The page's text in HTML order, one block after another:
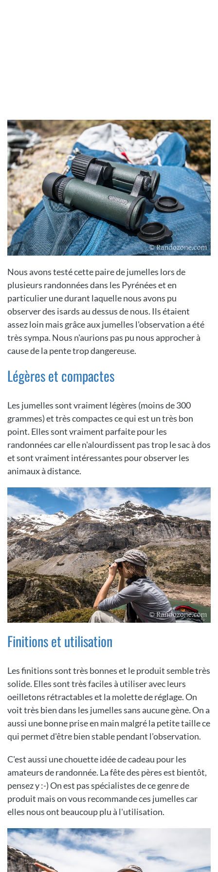
Nous avons testé cette paire de jumelles lors de
plusieurs randonnées dans les Pyrénées et en
particulier une durant laquelle nous avons pu
observer des isards au dessus de nous. Ils étaient
assez loin mais grâce aux jumelles l'observation a été
très sympa. Nous n'aurions pas pu nous approcher à
cause de la pente trop dangereuse.
Légères et compactes
Les jumelles sont vraiment légères (moins de 300
grammes) et très compactes ce qui est un très bon
point. Elles sont vraiment parfaite pour les
randonnées car elle n'alourdissent pas trop le sac à dos
et sont vraiment intéressantes pour observer les
animaux à distance.
Finitions et utilisation
Les finitions sont très bonnes et le produit semble très
solide. Elles sont très faciles à utiliser avec leurs
oeilletons rétractables et la molette de réglage. On
voit très bien dans les jumelles sans aucune gène. On a
aussi une bonne prise en main malgré la petite taille ce
qui permet d'être bien stable pendant l'observation.
C'est aussi une chouette idée de cadeau pour les
amateurs de randonnée. La fête des pères est bientôt,
pensez y :-) On est pas spécialistes de ce genre de
produit mais on vous recommande ces jumelles car
elles nous ont beaucoup plu à l'utilisation.